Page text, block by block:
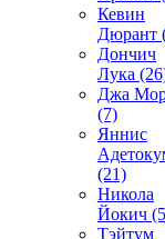
Кевин
Дюрант
Дончич
Лука
Джа
(7)
Яннис
(21)
Никола
Йокич
Тэйтум